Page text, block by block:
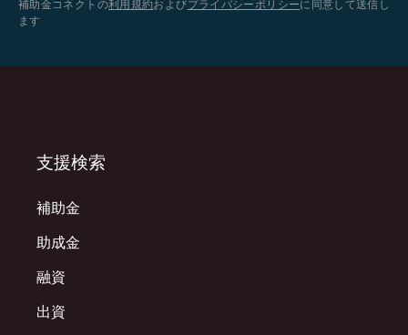
補助金コネクトの利用規約およびプライバシーポリシーに同意して送信し
ます
支援検索
補助金
助成金
融資
出資